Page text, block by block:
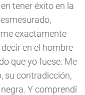
tener éxito en la
exactamente
en el hombre
que yo fuese. Me
su contradicción,
Y comprendí